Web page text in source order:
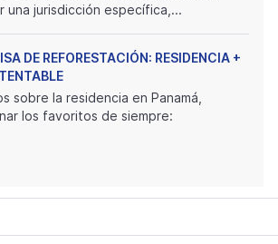
una jurisdicción específica,...
DE REFORESTACIÓN: RESIDENCIA +
sobre la residencia en Panamá,
los favoritos de siempre: